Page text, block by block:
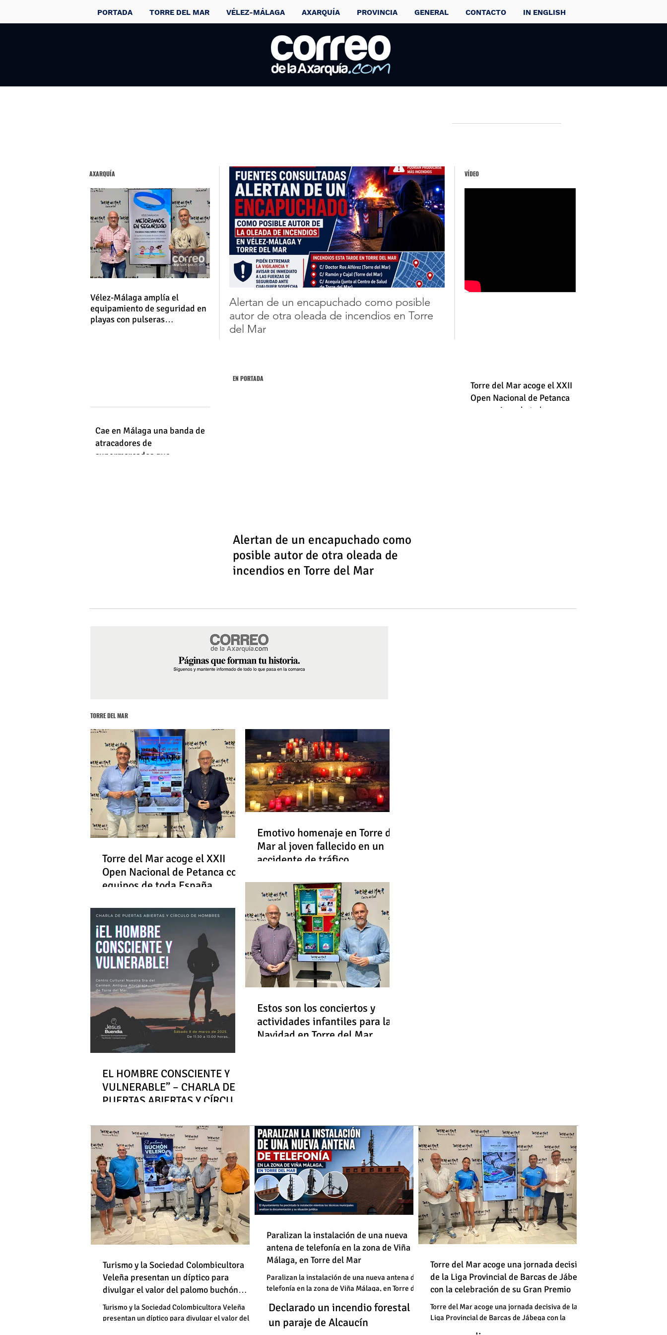
PORTADA TORRE DEL MAR VÉLEZ-MÁLAGA AXARQUÍA PROVINCIA GENERAL CONTACTO IN ENGLISH
Weekend Beach
Festival sells more
than 15,000 tickets
in its first hours of
launch
VÍDEO
AXARQUÍA
Vélez-Málaga amplía el
equipamiento de seguridad en
playas con pulseras
Encabezado 2
Alertan de un encapuchado como posible
autor de otra oleada de incendios en Torre
del Mar
Cae en Málaga una banda de
atracadores de
supermercados que
EN PORTADA
Alertan de un encapuchado como
posible autor de otra oleada de
incendios en Torre del Mar
Torre del Mar acoge el XXII
Open Nacional de Petanca
con equipos de toda
TORRE DEL MAR
Torre del Mar acoge el XXII
Open Nacional de Petanca con
equipos de toda España
Emotivo homenaje en Torre del
Mar al joven fallecido en un
accidente de tráfico
EL HOMBRE CONSCIENTE Y
VULNERABLE” – CHARLA DE
PUERTAS ABIERTAS Y CÍRCULO
Estos son los conciertos y
actividades infantiles para la
Navidad en Torre del Mar
Destapan una "falsedad" de
Torrox sí se paga tasa de basura"
Declarado un incendio forestal en
un paraje de Alcaucín
Un vehículo en llamas atraviesa
una vía en Torre del Mar junto a
una gasolinera
Destapan una "falsedad" de
Óscar Medina y José Pino: "En
Torrox sí se paga tasa de basura"
Declarado un incendio forestal en
un paraje de Alcaucín
Un vehículo en llamas atraviesa
una vía en Torre del Mar junto a
Turismo y la Sociedad Colombicultora
Veleña presentan un díptico para
divulgar el valor del palomo buchón
veleño
Turismo y la Sociedad Colombicultora Veleña
presentan un díptico para divulgar el valor del
Paralizan la instalación de una nueva
antena de telefonía en la zona de Viña
Málaga, en Torre del Mar
Paralizan la instalación de una nueva antena de
telefonía en la zona de Viña Málaga, en Torre del
Torre del Mar acoge una jornada decisiva
de la Liga Provincial de Barcas de Jábega
con la celebración de su Gran Premio
Torre del Mar acoge una jornada decisiva de la
Liga Provincial de Barcas de Jábega con la